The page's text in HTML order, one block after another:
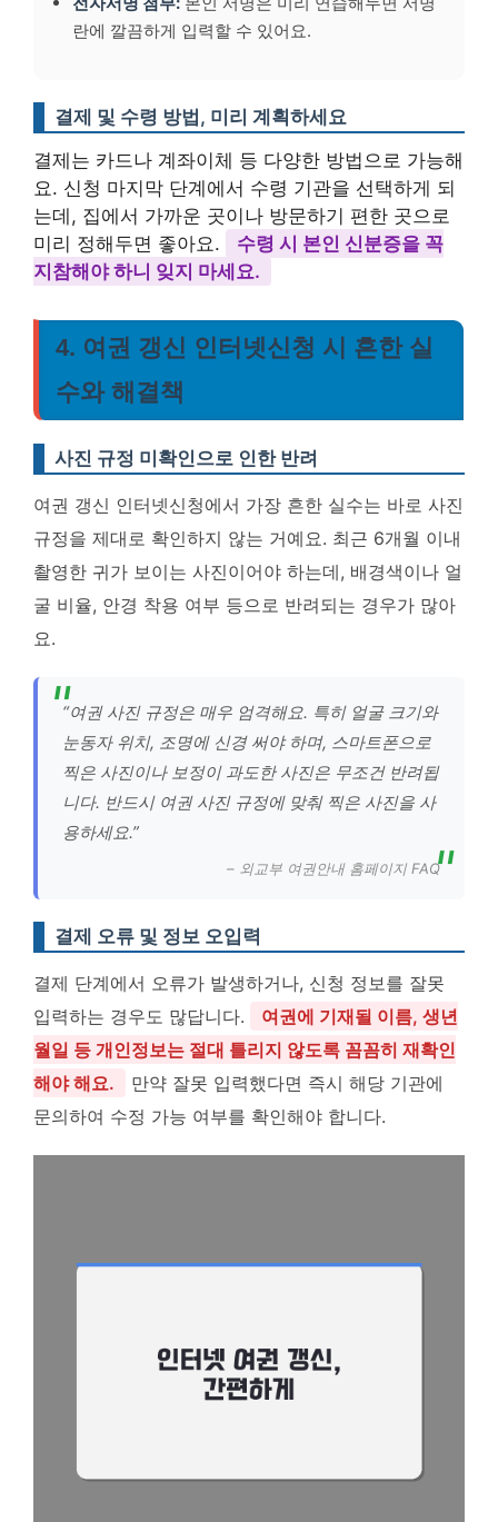
란에 깔끔하게 입력할 수 있어요.
결제 및 수령 방법, 미리 계획하세요
결제는 카드나 계좌이체 등 다양한 방법으로 가능해
요. 신청 마지막 단계에서 수령 기관을 선택하게 되
는데, 집에서 가까운 곳이나 방문하기 편한 곳으로
미리 정해두면 좋아요.
수령 시 본인 신분증을 꼭
지참해야 하니 잊지 마세요.
4. 여권 갱신 인터넷신청 시 흔한 실
수와 해결책
사진 규정 미확인으로 인한 반려
여권 갱신 인터넷신청에서 가장 흔한 실수는 바로 사진
규정을 제대로 확인하지 않는 거예요. 최근 6개월 이내
촬영한 귀가 보이는 사진이어야 하는데, 배경색이나 얼
굴 비율, 안경 착용 여부 등으로 반려되는 경우가 많아
요.
“여권 사진 규정은 매우 엄격해요. 특히 얼굴 크기와
눈동자 위치, 조명에 신경 써야 하며, 스마트폰으로
찍은 사진이나 보정이 과도한 사진은 무조건 반려됩
니다. 반드시 여권 사진 규정에 맞춰 찍은 사진을 사
용하세요.”
– 외교부 여권안내 홈페이지 FAQ
결제 오류 및 정보 오입력
결제 단계에서 오류가 발생하거나, 신청 정보를 잘못
입력하는 경우도 많답니다.
여권에 기재될 이름, 생년
월일 등 개인정보는 절대 틀리지 않도록 꼼꼼히 재확인
해야 해요.
만약 잘못 입력했다면 즉시 해당 기관에
문의하여 수정 가능 여부를 확인해야 합니다.